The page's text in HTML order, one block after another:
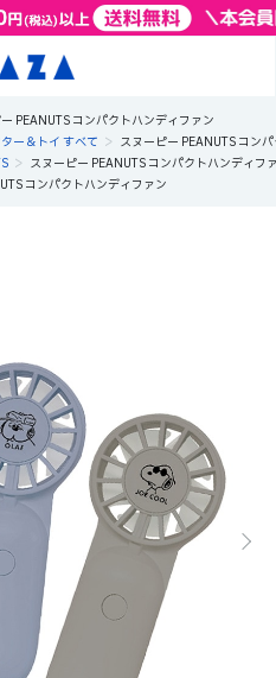
PEANUTS コンパクトハンディファン
ー＆トイ すべて > スヌーピー PEANUTS コン
> スヌーピー PEANUTS コンパクトハンディフ
コンパクトハンディファン